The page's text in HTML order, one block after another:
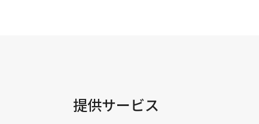
提供サービス